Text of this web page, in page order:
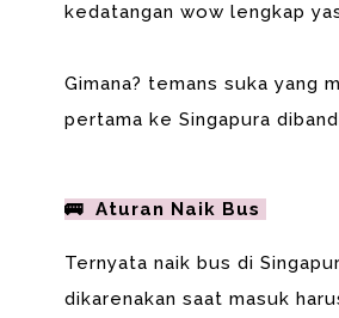
kedatangan wow lengkap
Gimana? temans suka yang
pertama ke Singapura
🚌 Aturan Naik Bus
Ternyata naik bus di
dikarenakan saat masuk